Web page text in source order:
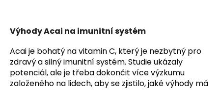
Výhody Acai na imunitní systém
Acai je bohatý na vitamin C, který je nezbytný pro
zdravý a silný imunitní systém. Studie ukázaly
potenciál, ale je třeba dokončit více výzkumu
založeného na lidech, aby se zjistilo, jaké výhody má